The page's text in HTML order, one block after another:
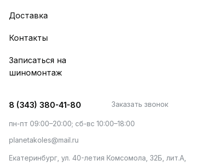
Доставка
Контакты
Записаться на
шиномонтаж
8 (343) 380-41-80 Заказать звонок
пн-пт 09:00–20:00; сб-вс 10:00–18:00
planetakoles@mail.ru
Екатеринбург, ул. 40-летия Комсомола, 32Б, лит.А,